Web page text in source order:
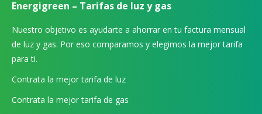
Energigreen – Tarifas de luz y gas
Nuestro objetivo es ayudarte a ahorrar en tu factura mensual
de luz y gas. Por eso comparamos y elegimos la mejor tarifa
para ti.
Contrata la mejor tarifa de luz
Contrata la mejor tarifa de gas